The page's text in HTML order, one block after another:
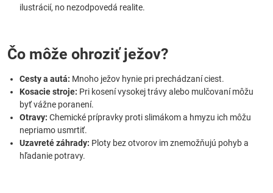
ilustrácií, no nezodpovedá realite.
Čo môže ohroziť ježov?
Cesty a autá: Mnoho ježov hynie pri prechádzaní ciest.
Kosacie stroje: Pri kosení vysokej trávy alebo mulčovaní môžu
byť vážne poranení.
Otravy: Chemické prípravky proti slimákom a hmyzu ich môžu
nepriamo usmrtiť.
Uzavreté záhrady: Ploty bez otvorov im znemožňujú pohyb a
hľadanie potravy.